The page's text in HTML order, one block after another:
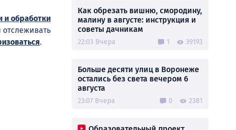
и обработки
.
Как обрезать вишню, смородину,
малину в августе: инструкция и
советы дачникам
22:03 Вчера 1 39193
Больше десяти улиц в Воронеже
остались без света вечером 6
августа
23:07 Вчера 0 2381